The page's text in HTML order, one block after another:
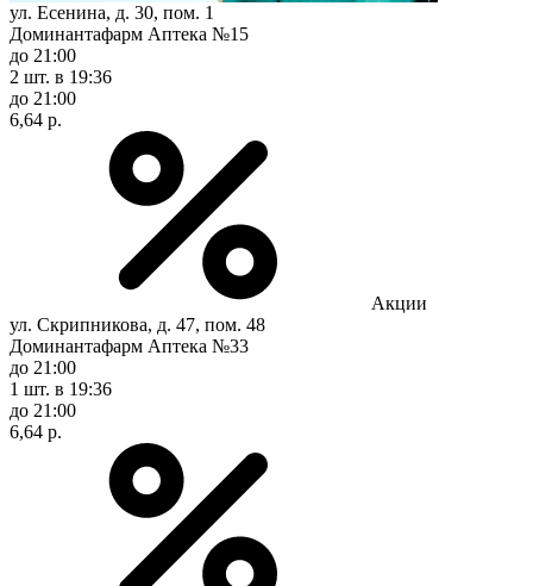
ул. Есенина, д. 30, пом. 1
Доминантафарм Аптека №15
до 21:00
2 шт. в 19:36
до 21:00
6,64 р.
Акции
ул. Скрипникова, д. 47, пом. 48
Доминантафарм Аптека №33
до 21:00
1 шт. в 19:36
до 21:00
6,64 р.